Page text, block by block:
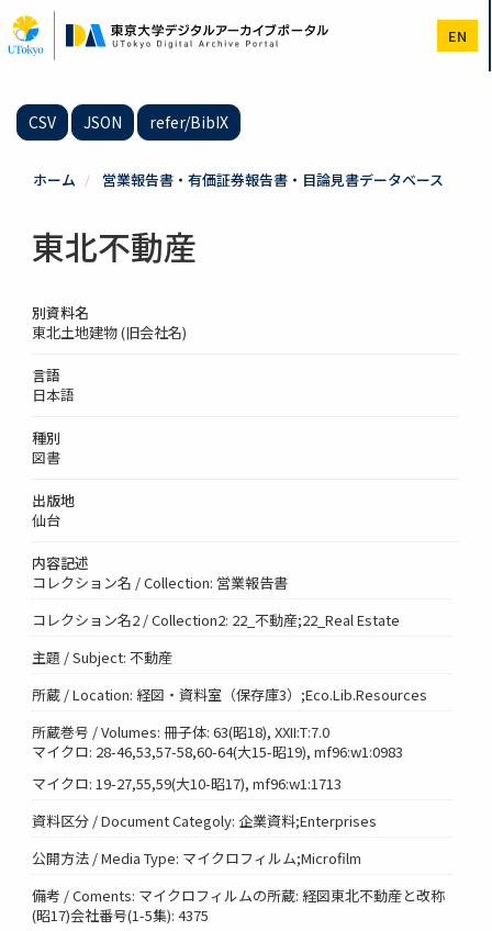
イ
ン
EN
CSV JSON refer/BibIX
ホーム 営業報告書・有価証券報告書・目論見書データベース
東北不動産
別資料名
東北土地建物 (旧会社名)
言語
日本語
種別
図書
出版地
仙台
内容記述
コレクション名 / Collection: 営業報告書
コレクション名2 / Collection2: 22_不動産;22_Real Estate
主題 / Subject: 不動産
所蔵 / Location: 経図・資料室（保存庫3）;Eco.Lib.Resources
所蔵巻号 / Volumes: 冊子体: 63(昭18), XXII:T:7.0
マイクロ: 28-46,53,57-58,60-64(大15-昭19), mf96:w1:0983
マイクロ: 19-27,55,59(大10-昭17), mf96:w1:1713
資料区分 / Document Categoly: 企業資料;Enterprises
公開方法 / Media Type: マイクロフィルム;Microfilm
備考 / Coments: マイクロフィルムの所蔵: 経図東北不動産と改称
(昭17)会社番号(1-5集): 4375